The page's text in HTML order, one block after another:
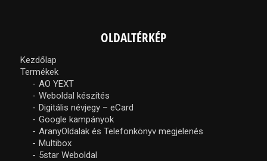
OLDALTÉRKÉP
Kezdőlap
Termékek
AO YEXT
Weboldal készítés
Digitális névjegy – eCard
Google kampányok
AranyOldalak és Telefonkönyv megjelenés
Multibox
5star Weboldal